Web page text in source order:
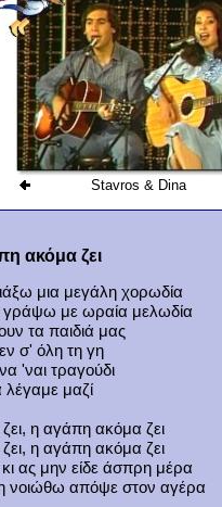
Stavros & Dina
ακόμα ζει
μια μεγάλη χορωδία
γράψω με ωραία μελωδία
τα παιδιά μας
σ' όλη τη γη
'ναι τραγούδι
λέγαμε μαζί
η αγάπη ακόμα ζει
η αγάπη ακόμα ζει
ας μην είδε άσπρη μέρα
νοιώθω απόψε στον αγέρα